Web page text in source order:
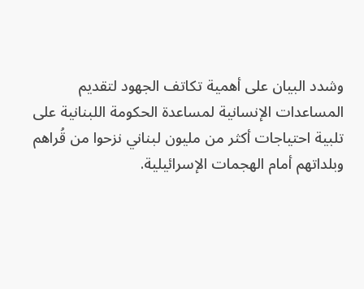
وشدد البيان على أهمية تكاتف الجهود لتقديم
المساعدات الإنسانية لمساعدة الحكومة اللبنانية على
تلبية احتياجات أكثر من مليون لبناني نزحوا من قُراهم
وبلداتهم أمام الهجمات الإسرائيلية.